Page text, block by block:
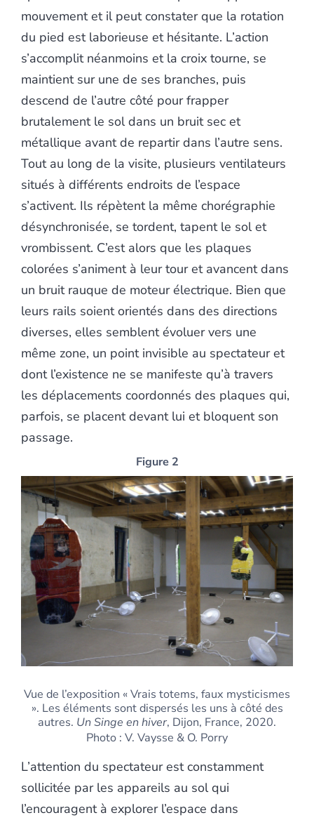
mouvement et il peut constater que la rotation
du pied est laborieuse et hésitante. L’action
s’accomplit néanmoins et la croix tourne, se
maintient sur une de ses branches, puis
descend de l’autre côté pour frapper
brutalement le sol dans un bruit sec et
métallique avant de repartir dans l’autre sens.
Tout au long de la visite, plusieurs ventilateurs
situés à différents endroits de l’espace
s’activent. Ils répètent la même chorégraphie
désynchronisée, se tordent, tapent le sol et
vrombissent. C’est alors que les plaques
colorées s’animent à leur tour et avancent dans
un bruit rauque de moteur électrique. Bien que
leurs rails soient orientés dans des directions
diverses, elles semblent évoluer vers une
même zone, un point invisible au spectateur et
dont l’existence ne se manifeste qu’à travers
les déplacements coordonnés des plaques qui,
parfois, se placent devant lui et bloquent son
passage.
Figure 2
Vue de l’exposition « Vrais totems, faux mysticismes
». Les éléments sont dispersés les uns à côté des
autres. Un Singe en hiver, Dijon, France, 2020.
Photo : V. Vaysse & O. Porry
L’attention du spectateur est constamment
sollicitée par les appareils au sol qui
l’encouragent à explorer l’espace dans